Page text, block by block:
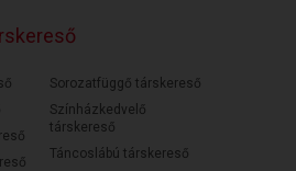
Sorozatfüggő társkereső
Színházkedvelő
társkereső
Táncoslábú társkereső